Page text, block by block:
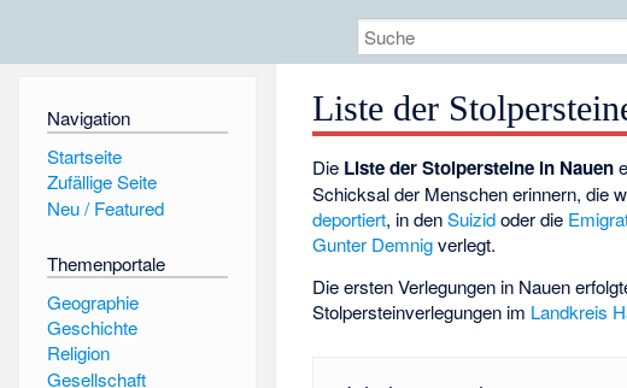
Navigation
Startseite
Zufällige Seite
Neu / Featured
Themenportale
Geographie
Geschichte
Religion
Gesellschaft
Liste der
Die Liste der Stolpersteine in Nauen
Schicksal der Menschen erinnern, die
deportiert, in denSuizidoder die
Gunter Demnigverlegt.
Die ersten Verlegungen in Nauen
Stolpersteinverlegungen im Landkreis